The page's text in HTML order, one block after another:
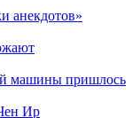
анекдотов»
машины пришлось
Ир